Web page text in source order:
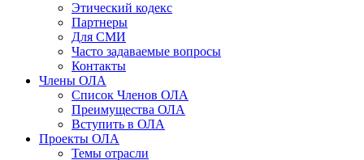
Этический кодекс
Партнеры
Для СМИ
Часто задаваемые вопросы
Контакты
Члены ОЛА
Список Членов ОЛА
Преимущества ОЛА
Вступить в ОЛА
Проекты ОЛА
Темы отрасли